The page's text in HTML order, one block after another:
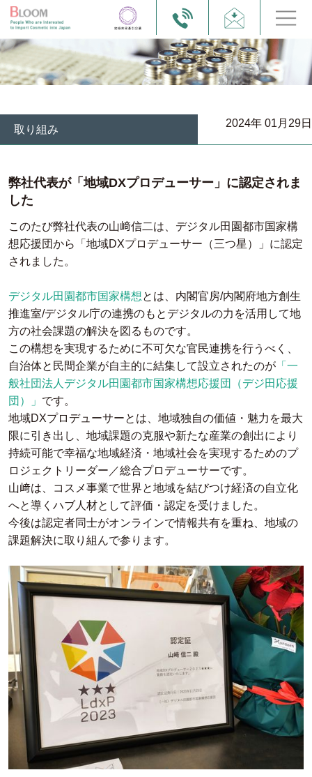
取り組み
2024年 01月29日
弊社代表が「地域DXプロデューサー」に認定されま
した
このたび弊社代表の山﨑信二は、デジタル田園都市国家構
想応援団から「地域DXプロデューサー（三つ星）」に認定
されました。
デジタル田園都市国家構想とは、内閣官房/内閣府地方創生
推進室/デジタル庁の連携のもとデジタルの力を活用して地
方の社会課題の解決を図るものです。
この構想を実現するために不可欠な官民連携を行うべく、
自治体と民間企業が自主的に結集して設立されたのが 「一
般社団法人デジタル田園都市国家構想応援団（デジ田応援
団）」 です。
地域DXプロデューサーとは、地域独自の価値・魅力を最大
限に引き出し、地域課題の克服や新たな産業の創出により
持続可能で幸福な地域経済・地域社会を実現するためのプ
ロジェクトリーダー／総合プロデューサーです。
山﨑は、コスメ事業で世界と地域を結びつけ経済の自立化
へと導くハブ人材として評価・認定を受けました。
今後は認定者同士がオンラインで情報共有を重ね、地域の
課題解決に取り組んで参ります。